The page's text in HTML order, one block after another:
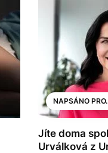
NAPSÁNO
Jíte doma
Urválková z